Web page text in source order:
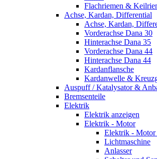
Flachriemen &
Achse, Kardan, Differential
Achse, Kardan,
Vorderachse Dana 30
Hinterachse Dana 35
Vorderachse Dana 44
Hinterachse Dana 44
Kardanflansche
Kardanwelle &
Auspuff / Katalysator &
Bremsenteile
Elektrik
Elektrik anzeigen
Elektrik - Motor
Elektrik - Motor
Lichtmaschine
Anlasser